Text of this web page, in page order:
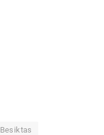
Besiktas